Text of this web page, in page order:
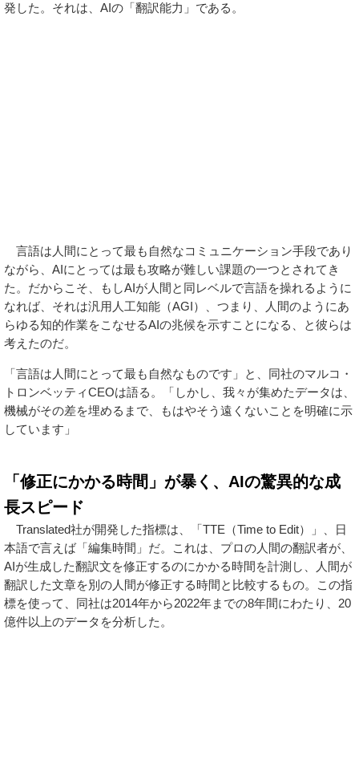
発した。それは、AIの「翻訳能力」である。
言語は人間にとって最も自然なコミュニケーション手段であり
ながら、AIにとっては最も攻略が難しい課題の一つとされてき
た。だからこそ、もしAIが人間と同レベルで言語を操れるように
なれば、それは汎用人工知能（AGI）、つまり、人間のようにあ
らゆる知的作業をこなせるAIの兆候を示すことになる、と彼らは
考えたのだ。
「言語は人間にとって最も自然なものです」と、同社のマルコ・
トロンベッティCEOは語る。「しかし、我々が集めたデータは、
機械がその差を埋めるまで、もはやそう遠くないことを明確に示
しています」
「修正にかかる時間」が暴く、AIの驚異的な成
長スピード
Translated社が開発した指標は、「TTE（Time to Edit）」、日
本語で言えば「編集時間」だ。これは、プロの人間の翻訳者が、
AIが生成した翻訳文を修正するのにかかる時間を計測し、人間が
翻訳した文章を別の人間が修正する時間と比較するもの。この指
標を使って、同社は2014年から2022年までの8年間にわたり、20
億件以上のデータを分析した。